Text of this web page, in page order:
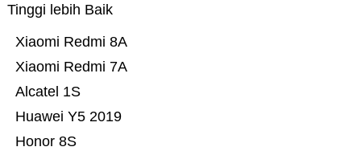
Tinggi lebih Baik
Honor 8S
Huawei Y5 2019
Alcatel 1S
Xiaomi Redmi 7A
Xiaomi Redmi 8A